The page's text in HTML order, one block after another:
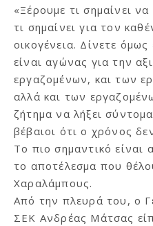
«Ξέρουμε τι σημαίνει
τι σημαίνει για τον
οικογένεια. Δίνετε
είναι αγώνας για την
εργαζομένων, και των
αλλά και των
ζήτημα να λήξει
βέβαιοι ότι ο χρόνος
Το πιο σημαντικό είναι
το αποτέλεσμα που
Χαραλάμπους.
Από την πλευρά του, ο
ΣΕΚ Ανδρέας Μάτσας